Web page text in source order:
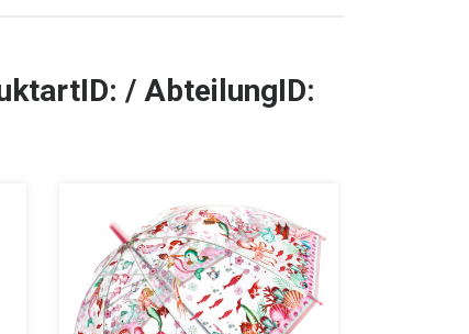
/ AbteilungID: